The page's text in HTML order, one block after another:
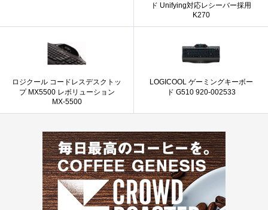
ド Unifying対応レシーバー採用
K270
ロジクール コードレスデスクトッ
プ MX5500 レボリューション
MX-5500
LOGICOOL ゲーミングキーボー
ド G510 920-002533